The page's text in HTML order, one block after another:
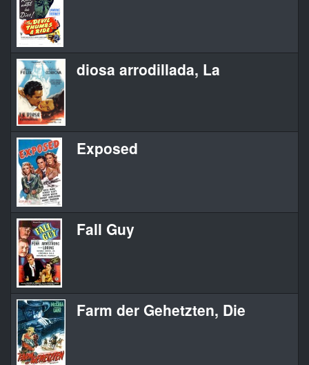
diosa arrodillada, La
Exposed
Fall Guy
Farm der Gehetzten, Die